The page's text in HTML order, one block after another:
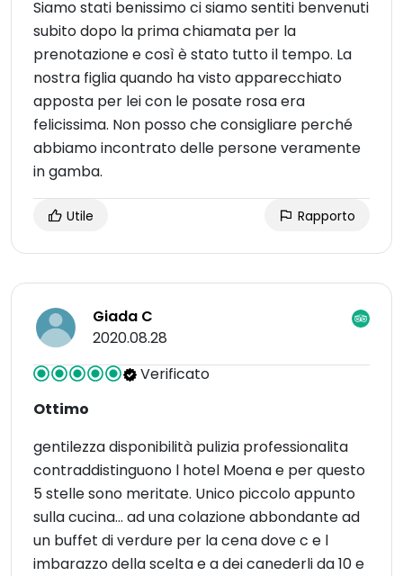
Siamo stati benissimo ci siamo sentiti benvenuti
subito dopo la prima chiamata per la
prenotazione e così è stato tutto il tempo. La
nostra figlia quando ha visto apparecchiato
apposta per lei con le posate rosa era
felicissima. Non posso che consigliare perché
abbiamo incontrato delle persone veramente
in gamba.
Utile Rapporto
Giada C
2020.08.28
Verificato
Ottimo
gentilezza disponibilità pulizia professionalita
contraddistinguono l hotel Moena e per questo
5 stelle sono meritate. Unico piccolo appunto
sulla cucina... ad una colazione abbondante ad
un buffet di verdure per la cena dove c e l
imbarazzo della scelta e a dei canederli da 10 e